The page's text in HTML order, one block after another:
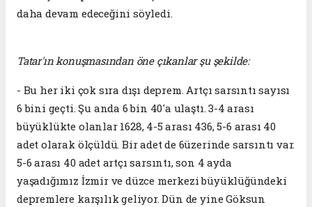
daha devam edeceğini söyledi.
Tatar'ın konuşmasından öne çıkanlar şu şekilde:
- Bu her iki çok sıra dışı deprem. Artçı sarsıntı sayısı
6 bini geçti. Şu anda 6 bin 40'a ulaştı. 3-4 arası
büyüklükte olanlar 1628, 4-5 arası 436, 5-6 arası 40
adet olarak ölçüldü. Bir adet de 6üzerinde sarsıntı var.
5-6 arası 40 adet artçı sarsıntı, son 4 ayda
yaşadığımız İzmir ve düzce merkezi büyüklüğündeki
depremlere karşılık geliyor. Dün de yine Göksun